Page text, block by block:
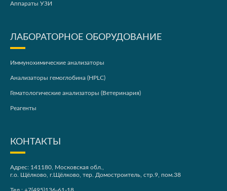
Аппараты УЗИ
ЛАБОРАТОРНОЕ ОБОРУДОВАНИЕ
Иммунохимические анализаторы
Анализаторы гемоглобина (HPLC)
Гематологические анализаторы (Ветеринария)
Реагенты
КОНТАКТЫ
Адрес: 141180, Московская обл.,
г.о. Щёлково, г.Щёлково, тер. Домостроитель, стр.9, пом.38